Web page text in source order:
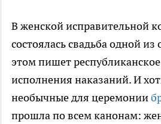
В женской исправительной
состоялась свадьба одной
этом пишет
исполнения наказаний. И
необычные для церемонии
прошла по всем канонам: